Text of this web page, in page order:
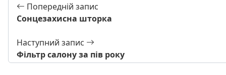
Попередній запис
Сонцезахисна шторка
Наступний запис
Фільтр салону за пів року